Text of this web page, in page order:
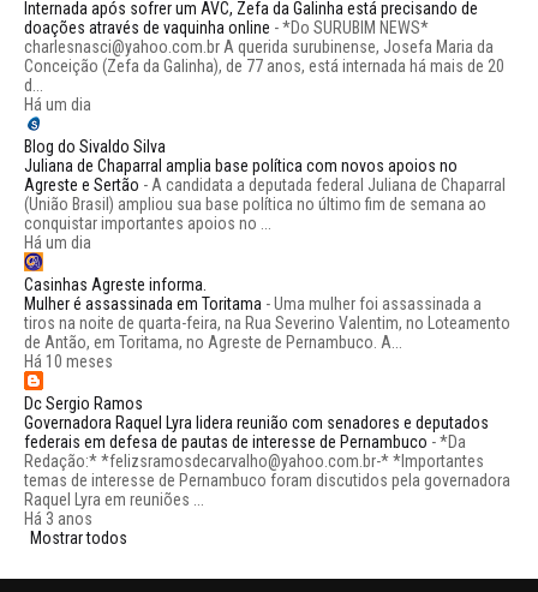
Internada após sofrer um AVC, Zefa da Galinha está precisando de
doações através de vaquinha online -*Do SURUBIM NEWS*
charlesnasci@yahoo.com.br A querida surubinense, Josefa Maria da
Conceição (Zefa da Galinha), de 77 anos, está internada há mais de 20
d...
Há um dia
Blog do Sivaldo Silva
Juliana de Chaparral amplia base política com novos apoios no
Agreste e Sertão - A candidata a deputada federal Juliana de Chaparral
(União Brasil) ampliou sua base política no último fim de semana ao
conquistar importantes apoios no ...
Há um dia
Casinhas Agreste informa.
Mulher é assassinada em Toritama -Uma mulher foi assassinada a
tiros na noite de quarta-feira, na Rua Severino Valentim, no Loteamento
de Antão, em Toritama, no Agreste de Pernambuco. A...
Há 10 meses
Dc Sergio Ramos
Governadora Raquel Lyra lidera reunião com senadores e deputados
federais em defesa de pautas de interesse de Pernambuco -*Da
Redação:* *felizsramosdecarvalho@yahoo.com.br-* *Importantes
temas de interesse de Pernambuco foram discutidos pela governadora
Raquel Lyra em reuniões ...
Há 3 anos
Mostrar todos